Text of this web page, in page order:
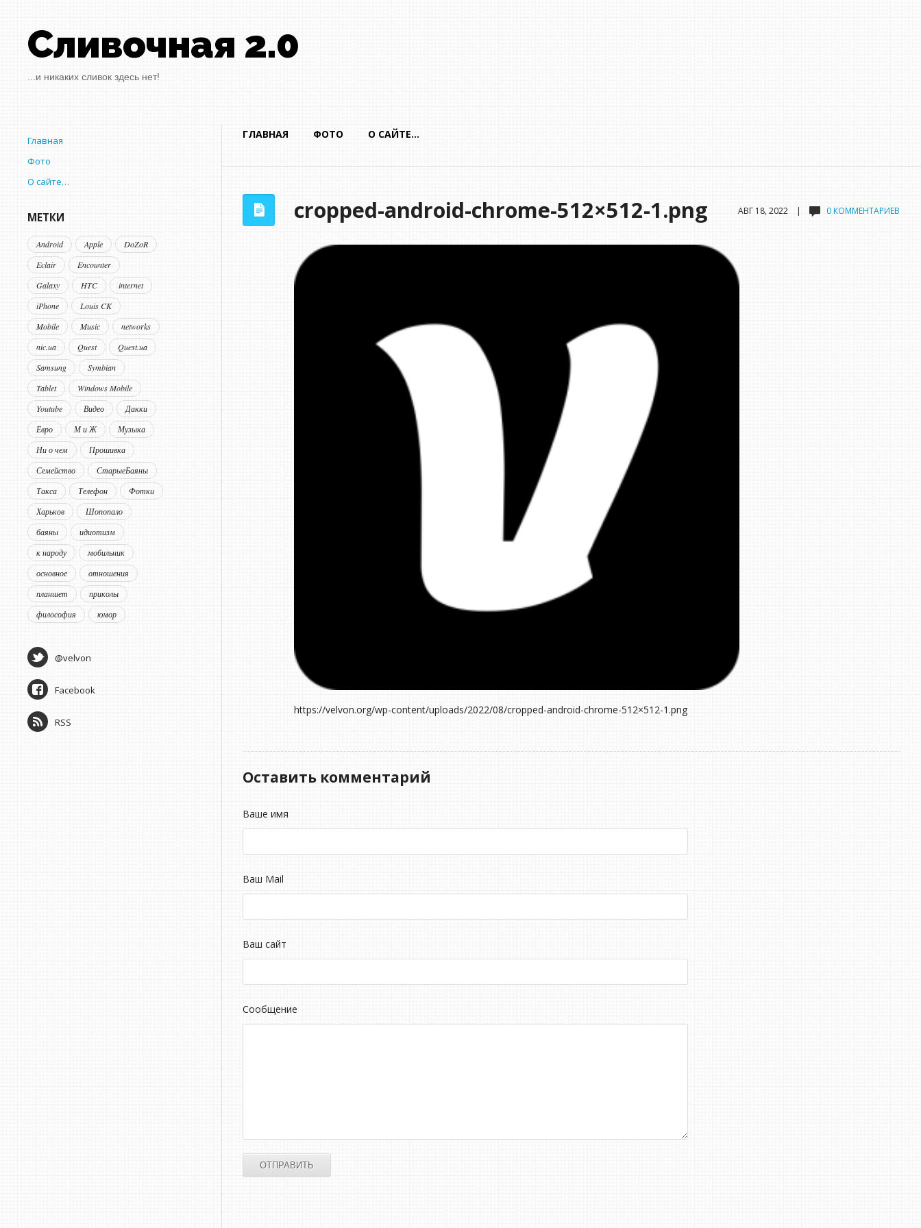
Сливочная 2.0
...и никаких сливок здесь нет!
ГЛАВНАЯ ФОТО О САЙТЕ…
АВГ 18, 2022 | 0 КОММЕНТАРИЕВ
cropped-android-chrome-512×512-1.png
https://velvon.org/wp-content/uploads/2022/08/cropped-android-chrome-512×512-1.png
Оставить комментарий
Ваше имя
Ваш Mail
Ваш сайт
Сообщение
Главная
Фото
О сайте…
МЕТКИ
Android Apple
DoZoR
Eclair
Encounter
Galaxy
HTC
internet
iPhone
Louis CK
Mobile
Music
networks
nic.ua
Quest
Quest.ua
Samsung
Symbian
Tablet
Windows Mobile
Youtube
Видео
Дакки
Евро
М и Ж
Музыка
Ни о чем
Прошивка
Семейство
СтарыеБаяны
Такса
Телефон
Фотки
Харьков
Шопопало
баяны
идиотизм
к народу
мобильник
основное
отношения
планшет
приколы
философия
юмор
@velvon
Facebook
RSS